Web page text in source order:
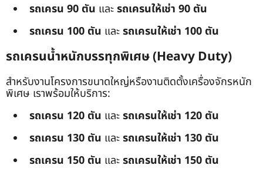
รถเครน 90 ตัน และรถเครนให้เช่า 90 ตัน
รถเครน 100 ตัน และรถเครนให้เช่า 100 ตัน
รถเครนน้ำหนักบรรทุกพิเศษ (Heavy Duty)
สำหรับงานโครงการขนาดใหญ่หรืองานติดตั้งเครื่องจักรหนัก
พิเศษ เราพร้อมให้บริการ:
รถเครน 120 ตัน และรถเครนให้เช่า 120 ตัน
รถเครน 130 ตัน และรถเครนให้เช่า 130 ตัน
รถเครน 150 ตัน และรถเครนให้เช่า 150 ตัน